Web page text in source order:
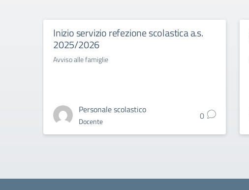
Inizio servizio refezione scolastica a.s.
2025/2026
Avviso alle famiglie
Personale scolastico
Docente 0